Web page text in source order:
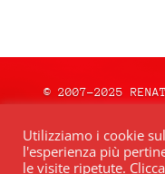
© 2007-2025
Network|
Utilizziamo i cookie
l'esperienza più
le visite ripetute.